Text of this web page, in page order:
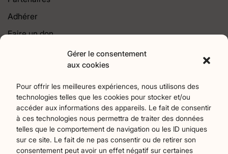
Gérer le consentement
aux cookies
Pour offrir les meilleures expériences, nous utilisons des
technologies telles que les cookies pour stocker et/ou
accéder aux informations des appareils. Le fait de consentir
à ces technologies nous permettra de traiter des données
telles que le comportement de navigation ou les ID uniques
sur ce site. Le fait de ne pas consentir ou de retirer son
consentement peut avoir un effet négatif sur certaines
Adhérer
Faire un don
Agriculture18 Art et culture256 Associations 22
Bien-Etre 2 chronique7 Collectivités territoriales79
Commerces Divers Économie et emploi 61
Éducation94 Évènements373 Histoire et patrimoine174
La parole à nos lecteurs1 Nature et écologie75 Santé